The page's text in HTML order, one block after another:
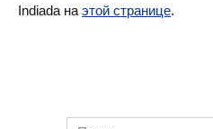
Indiada на этой странице.
Search